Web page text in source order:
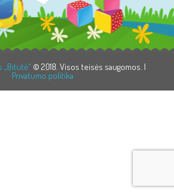
„Bitutė“ © 2018. Visos teisės saugomos. |
Privatumo politika